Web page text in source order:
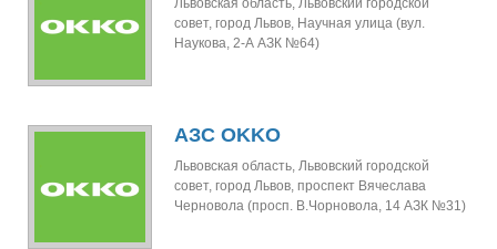
Львовская область, Львовский городской
совет, город Львов, Научная улица (вул.
Наукова, 2-А АЗК №64)
АЗС OKKO
Львовская область, Львовский городской
совет, город Львов, проспект Вячеслава
Черновола (просп. В.Чорновола, 14 АЗК №31)